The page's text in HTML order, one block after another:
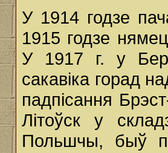
У 1914 годзе
1915 годзе
У 1917 г. у
сакавіка горад
падпісання
Літоўск у
Польшчы, быў